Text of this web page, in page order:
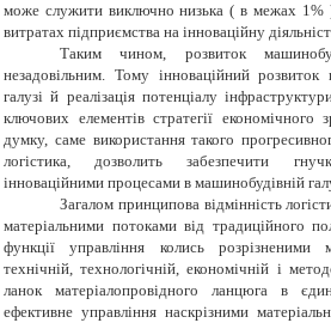
може служити виключно низька ( в межах 1%
витратах підприємства на інноваційну
Таким чином, розвиток
незадовільним. Тому інноваційний розвиток
галузі й реалізація потенціалу
ключових елементів стратегії
думку, саме використання такого
логістика,дозволить забезпечити
інноваційними процесами в машинобудівній
Загалом принципова відмінність
матеріальними потоками від традиційного
функції управління колись розрізненими
технічній, технологічній, економічній і
ланок матеріалопровідного ланцюга в
ефективне управління наскрізними